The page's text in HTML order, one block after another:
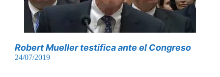
Robert Mueller testifica ante el Congreso
24/07/2019